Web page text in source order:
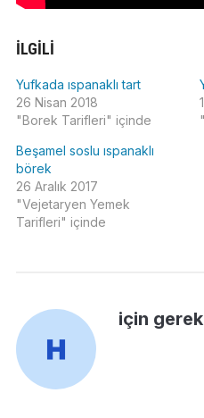
İLGILI
Yufkada ıspanaklı tart
26 Nisan 2018
"Borek Tarifleri" içinde
Beşamel soslu ıspanaklı
börek
26 Aralık 2017
"Vejetaryen Yemek
Tarifleri" içinde
için